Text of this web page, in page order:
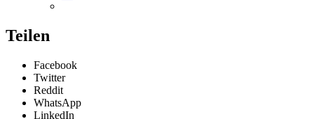
Teilen
Facebook
Twitter
Reddit
WhatsApp
LinkedIn